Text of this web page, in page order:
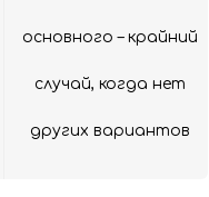
основного – крайний
случай, когда нет
других вариантов